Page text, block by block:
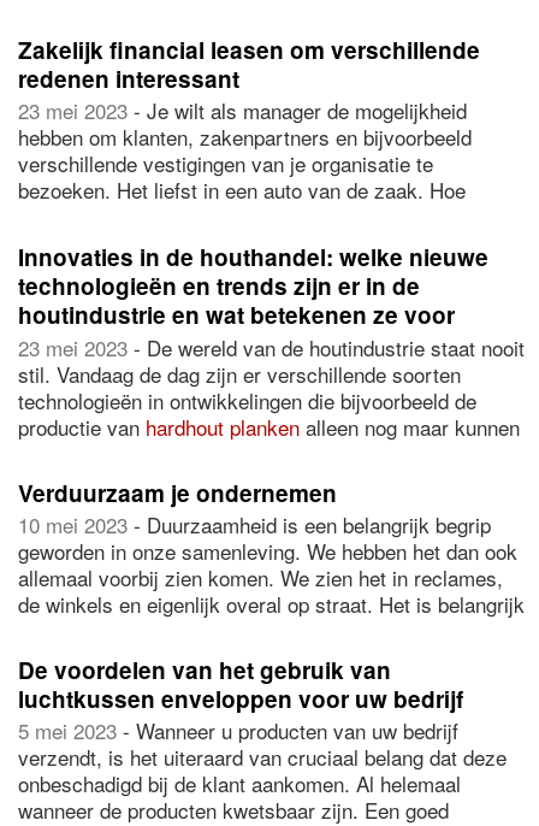
nauwelijks verbetering op ondanks de toename van goed
opgeleide IT’ers in Nederland en die afkomstig uit het
buitenland. Met de brede acceptatie van low/no-code
gereedschap gaan we wellicht eindelijk slagen in het
wegwerken van de achterstand in softwareontwikkeling.
Zakelijk financial leasen om verschillende
redenen interessant
23 mei 2023 - Je wilt als manager de mogelijkheid
hebben om klanten, zakenpartners en bijvoorbeeld
verschillende vestigingen van je organisatie te
bezoeken. Het liefst in een auto van de zaak. Hoe
aangeschaft binnen de organisatie? In sommige gevallen
kiest men voor de aankoop van bedrijfswagens, in
andere gevallen voor operational lease en in weer
andere gevallen voor financial lease. Zeker die laatste
optie wordt steeds interessanter voor organisaties. De
kosten van financial lease berekenenlaten zien, dat de
aanschaf van een bedrijfswagen bij financial lease niet
veel duurder hoeft te zijn dan een eenmalige investering
meeneemt dat het bespaarde eigen vermogen elders
geïnvesteerd kan worden. Het rendement wat die
investering oplevert is mogelijk veel groter, dan hetgeen
je extra betaalt bij het financial leasen van een voertuig.
Innovaties in de houthandel: welke nieuwe
technologieën en trends zijn er in de
houtindustrie en wat betekenen ze voor
bedrijven?
23 mei 2023 - De wereld van de houtindustrie staat nooit
stil. Vandaag de dag zijn er verschillende soorten
technologieën in ontwikkelingen die bijvoorbeeld de
productie van hardhout planken alleen nog maar kunnen
Zowel op economisch vlak als op duurzaam vlak. Ben je
benieuwd naar wat de meest bekende technologieën en
trends van dit moment zijn? Lees dan vooral verder in dit
artikel en ontdek waar vandaag de dag de focus steeds
meer op ligt.
Verduurzaam je ondernemen
10 mei 2023 - Duurzaamheid is een belangrijk begrip
geworden in onze samenleving. We hebben het dan ook
allemaal voorbij zien komen. We zien het in reclames,
de winkels en eigenlijk overal op straat. Het is belangrijk
voorkomen dat de aarde opwarmt of dat er sprake is van
andere vervelende gevolgen. Daarnaast is het ook
belangrijk voor ons eigen welzijn. Het is dan ook
belangrijk dat bedrijven hier ook hun steentje aan
bijdragen. Heb jij een onderneming en neem je nog geen
duurzame stappen? Of zou je juist willen weten wat je
nog meer zou kunnen doen? In dit artikel zullen wij je
De voordelen van het gebruik van
luchtkussen enveloppen voor uw bedrijf
5 mei 2023 - Wanneer u producten van uw bedrijf
verzendt, is het uiteraard van cruciaal belang dat deze
onbeschadigd bij de klant aankomen. Al helemaal
wanneer de producten kwetsbaar zijn. Een goed